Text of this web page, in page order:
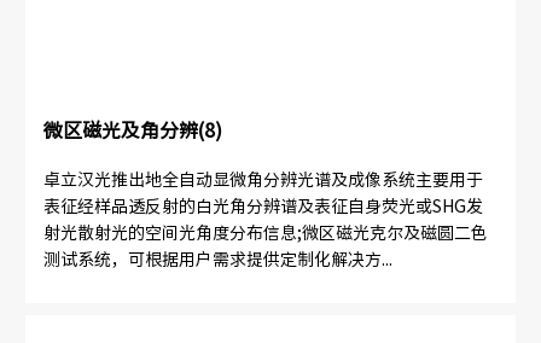
微区磁光及角分辨(8)
卓立汉光推出地全自动显微角分辨光谱及成像系统主要用于
表征经样品透反射的白光角分辨谱及表征自身荧光或SHG发
射光散射光的空间光角度分布信息;微区磁光克尔及磁圆二色
测试系统，可根据用户需求提供定制化解决方...